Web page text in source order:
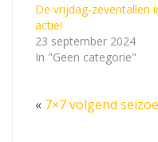
De vrijdag-zeventallen
actie!
23 september 2024
In "Geen categorie"
« 7×7 volgend